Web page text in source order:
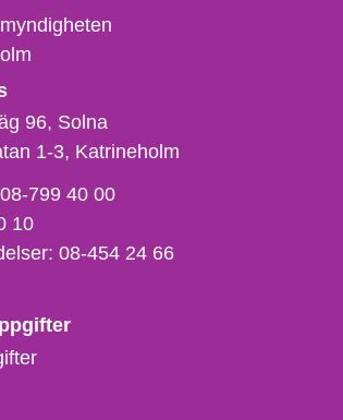
96, Solna
1-3 Katrineholm
08-799 40 00
10
08-454 24 66